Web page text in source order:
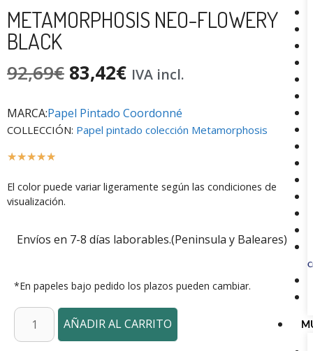
METAMORPHOSIS NEO-FLOWERY
BLACK
92,69€ 83,42€ IVA incl.
MARCA:Papel Pintado Coordonné
COLLECCIÓN: Papel pintado colección Metamorphosis
☆☆☆☆☆
El color puede variar ligeramente según las condiciones de
visualización.
Envíos en 7-8 días laborables.(Peninsula y Baleares)
*En papeles bajo pedido los plazos pueden cambiar.
AÑADIR AL CARRITO